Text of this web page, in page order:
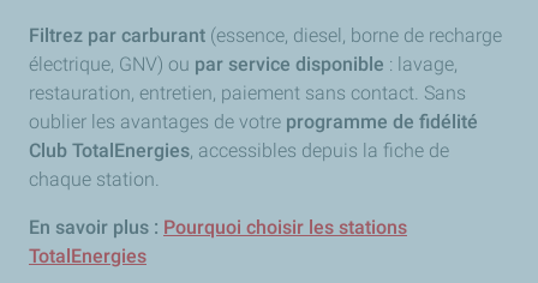
Filtrez par carburant (essence, diesel, borne de recharge
électrique, GNV) ou par service disponible : lavage,
restauration, entretien, paiement sans contact. Sans
oublier les avantages de votre programme de fidélité
Club TotalEnergies, accessibles depuis la fiche de
chaque station.
En savoir plus : Pourquoi choisir les stations
TotalEnergies